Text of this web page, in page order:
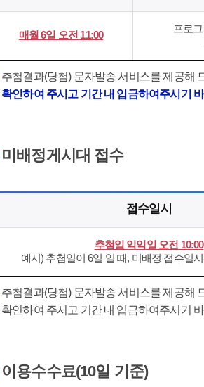
매월 6일 오전 11:00
프로
추첨결과(당첨) 문자발송 서비스를 제공해
확인하여 주시고 기간 내 입금하여주시기
미배정게시대 접수
접수일시
추첨일 익익일 오전 10:00
예시) 추첨일이 6일 일 때, 미배정 접수일
추첨결과(당첨) 문자발송 서비스를 제공해
확인하여 주시고 기간 내 입금하여주시기
이용수수료(10일 기준)